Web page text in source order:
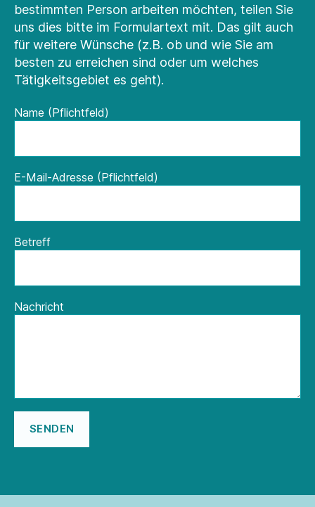
bestimmten Person arbeiten möchten, teilen Sie
uns dies bitte im Formulartext mit. Das gilt auch
für weitere Wünsche (z.B. ob und wie Sie am
besten zu erreichen sind oder um welches
Tätigkeitsgebiet es geht).
Name (Pflichtfeld)
E-Mail-Adresse (Pflichtfeld)
Betreff
Nachricht